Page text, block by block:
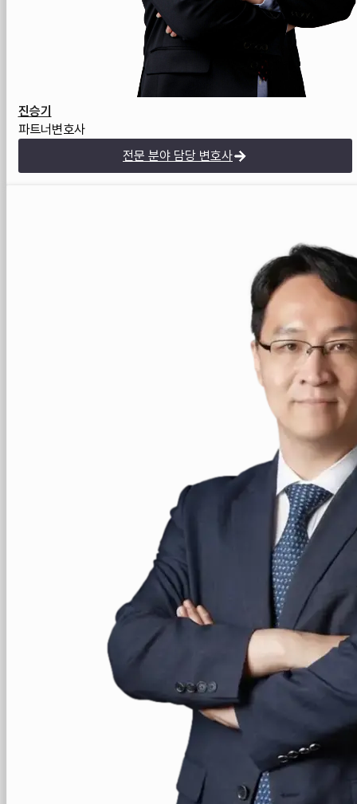
진승기
파트너변호사
전문 분야 담당 변호사